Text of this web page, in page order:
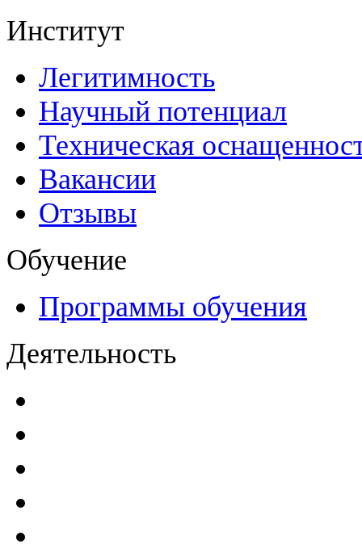
Институт
Легитимность
Научный потенциал
Техническая
Вакансии
Отзывы
Обучение
Программы обучения
Деятельность